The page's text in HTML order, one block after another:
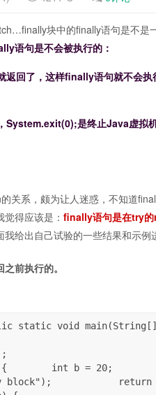
块中的finally语句是不是
语句是不会被执行的：
返回了，这样finally语句就不会
System.exit(0);是终止Java虚拟
关系，颇为让人迷惑，不知道
得应该是： finally语句是在try
给出自己试验的一些结果和示例
前执行的。
static void
int b = 20;
return b